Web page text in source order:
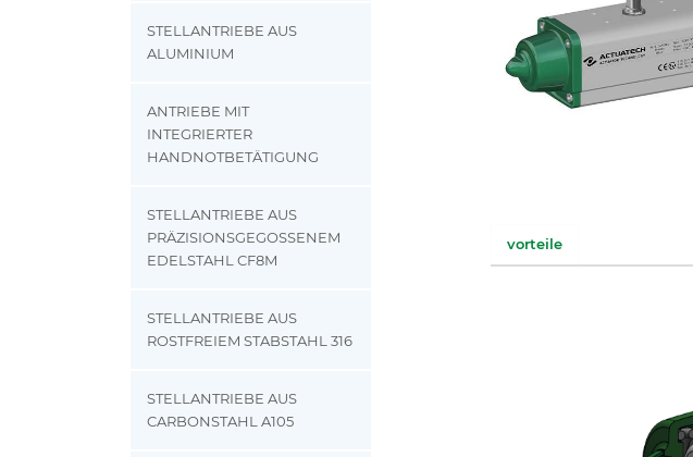
STELLANTRIEBE AUS
ALUMINIUM
ANTRIEBE MIT
INTEGRIERTER
HANDNOTBETÄTIGUNG
STELLANTRIEBE AUS
PRÄZISIONSGEGOSSENEM
EDELSTAHL CF8M
STELLANTRIEBE AUS
ROSTFREIEM STABSTAHL 316
STELLANTRIEBE AUS
CARBONSTAHL A105
vorteile